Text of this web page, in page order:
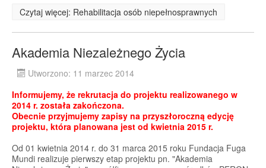
Czytaj więcej: Rehabilitacja osób niepełnosprawnych
Akademia Niezależnego Życia
Utworzono: 11 marzec 2014
Informujemy, że rekrutacja do projektu realizowanego w
2014 r. została zakończona.
Obecnie przyjmujemy zapisy na przyszłoroczną edycję
projektu, która planowana jest od kwietnia 2015 r.
Od 01 kwietnia 2014 r. do 31 marca 2015 roku Fundacja Fuga
Mundi realizuje pierwszy etap projektu pn. "Akademia